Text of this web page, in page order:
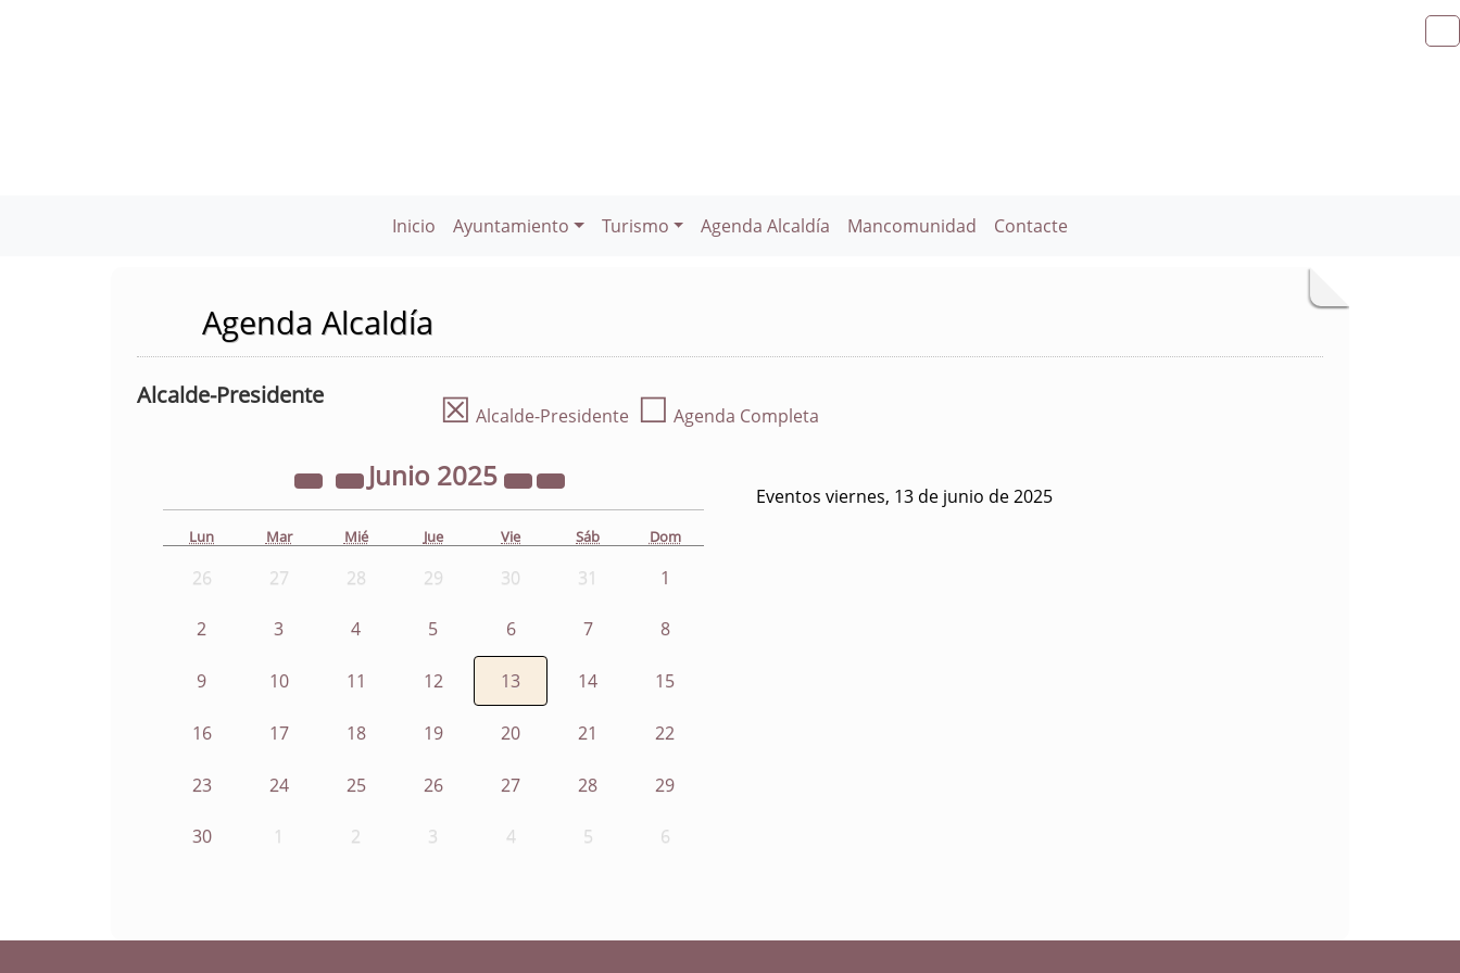
Inicio Ayuntamiento Turismo Agenda Alcaldía Mancomunidad Contacte
Agenda Alcaldía
Alcalde-Presidente ☒ Alcalde-Presidente ☐ Agenda Completa
Junio 2025
Lun Mar Mié Jue Vie Sáb Dom
26 27 28 29 30 31 1
2 3 4 5 6 7 8
9 10 11 12 13 14 15
16 17 18 19 20 21 22
23 24 25 26 27 28 29
30 1 2 3 4 5 6
Eventos viernes, 13 de junio de 2025